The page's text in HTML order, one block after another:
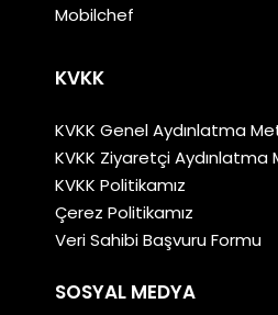
Mobilchef
KVKK
KVKK Genel Aydınlatma
KVKK Ziyaretçi Aydınlatma
KVKK Politikamız
Çerez Politikamız
Veri Sahibi Başvuru Formu
SOSYAL MEDYA